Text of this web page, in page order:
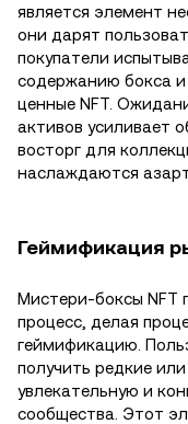
является элемент
они дарят
покупатели
содержанию бокса
ценные NFT.
активов усиливает
восторг для
наслаждаются
Геймификация
Мистери-боксы NFT
процесс, делая
геймификацию.
получить редкие
увлекательную и
сообщества. Этот